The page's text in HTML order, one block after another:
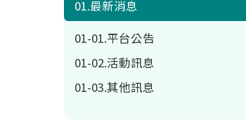
01.最新消息
01-01.平台公告
01-02.活動訊息
01-03.其他訊息